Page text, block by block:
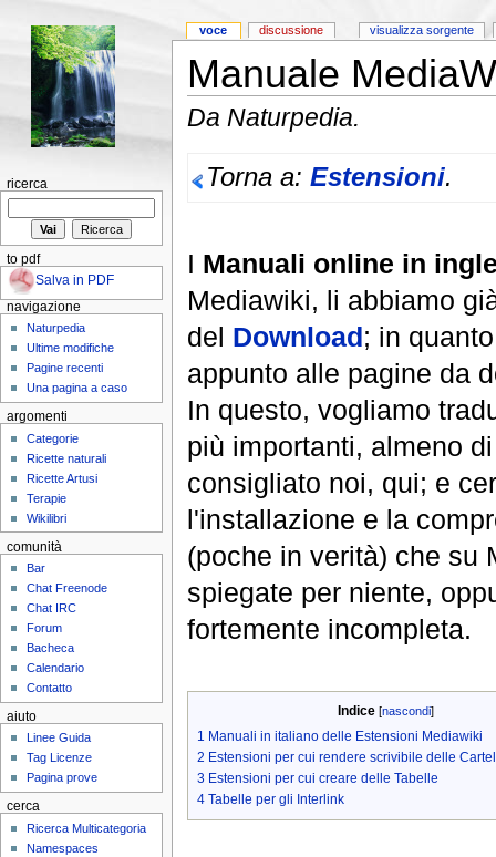
Manuale
Da Naturpedia.
Torna a: Estensioni.
I Manuali online in
Mediawiki, li abbiamo
del Download; in
appunto alle pagine da
In questo, vogliamo
più importanti, almeno
consigliato noi, qui; e
l'installazione e la
(poche in verità) che su
spiegate per niente,
fortemente incompleta.
Indice [nascondi]
1 Manuali in italiano delle Estensioni Mediawiki
2 Estensioni per cui rendere scrivibile delle
3 Estensioni per cui creare delle Tabelle
4 Tabelle per gli Interlink
voce discussione visualizza sorgente
ricerca
to pdf
Salva in PDF
navigazione
Naturpedia
Ultime modifiche
Pagine recenti
Una pagina a caso
argomenti
Categorie
Ricette naturali
Ricette Artusi
Terapie
Wikilibri
comunità
Bar
Chat Freenode
Chat IRC
Forum
Bacheca
Calendario
Contatto
aiuto
Linee Guida
Tag Licenze
Pagina prove
cerca
Ricerca Multicategoria
Namespaces